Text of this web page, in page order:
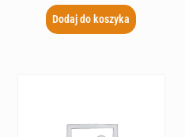
Dodaj do koszyka